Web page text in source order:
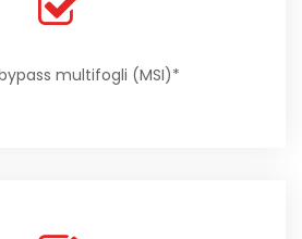
multifogli (MSI)*